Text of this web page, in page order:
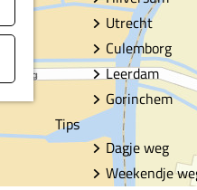
Utrecht
Culemborg
Leerdam
Gorinchem
Tips
Dagje weg
Weekendje